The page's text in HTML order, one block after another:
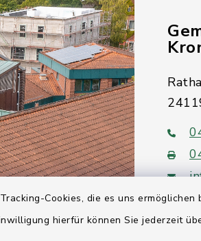
Cookies, die es uns
hierfür können Sie jederzeit